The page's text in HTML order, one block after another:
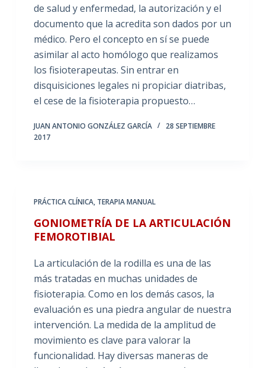
de salud y enfermedad, la autorización y el
documento que la acredita son dados por un
médico. Pero el concepto en sí se puede
asimilar al acto homólogo que realizamos
los fisioterapeutas. Sin entrar en
disquisiciones legales ni propiciar diatribas,
el cese de la fisioterapia propuesto…
JUAN ANTONIO GONZÁLEZ GARCÍA
28 SEPTIEMBRE
2017
PRÁCTICA CLÍNICA, TERAPIA MANUAL
GONIOMETRÍA DE LA ARTICULACIÓN
FEMOROTIBIAL
La articulación de la rodilla es una de las
más tratadas en muchas unidades de
fisioterapia. Como en los demás casos, la
evaluación es una piedra angular de nuestra
intervención. La medida de la amplitud de
movimiento es clave para valorar la
funcionalidad. Hay diversas maneras de